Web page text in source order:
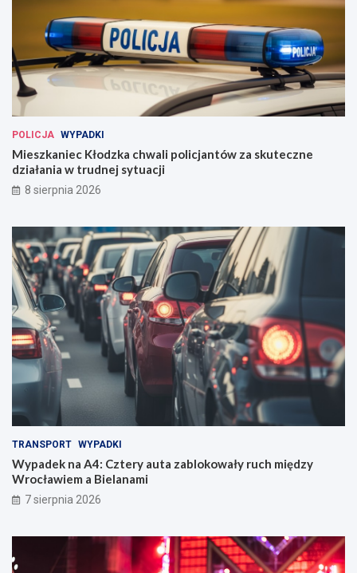
POLICJA WYPADKI
Mieszkaniec Kłodzka chwali policjantów za skuteczne
działania w trudnej sytuacji
8 sierpnia 2026
TRANSPORT WYPADKI
Wypadek na A4: Cztery auta zablokowały ruch między
Wrocławiem a Bielanami
7 sierpnia 2026